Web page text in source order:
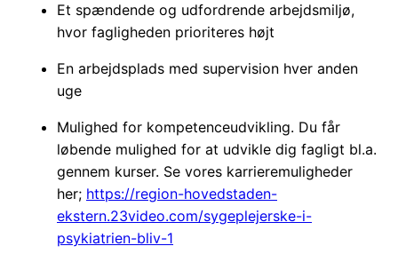
Et spændende og udfordrende arbejdsmiljø,
hvor fagligheden prioriteres højt
En arbejdsplads med supervision hver anden
uge
Mulighed for kompetenceudvikling. Du får
løbende mulighed for at udvikle dig fagligt bl.a.
gennem kurser. Se vores karrieremuligheder
her; https://region-hovedstaden-
ekstern.23video.com/sygeplejerske-i-
psykiatrien-bliv-1